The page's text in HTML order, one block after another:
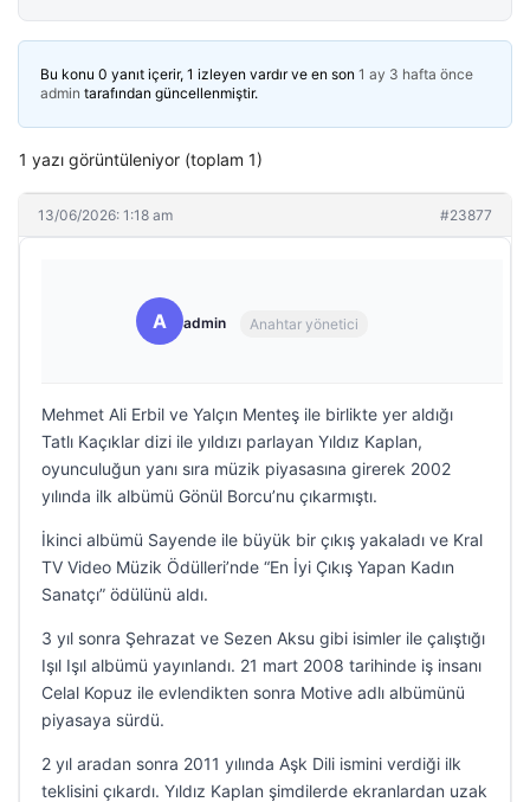
Bu konu 0 yanıt içerir, 1 izleyen vardır ve en son 1 ay 3 hafta önce
admin tarafından güncellenmiştir.
1 yazı görüntüleniyor (toplam 1)
13/06/2026: 1:18 am #23877
A admin Anahtar yönetici
Mehmet Ali Erbil ve Yalçın Menteş ile birlikte yer aldığı
Tatlı Kaçıklar dizi ile yıldızı parlayan Yıldız Kaplan,
oyunculuğun yanı sıra müzik piyasasına girerek 2002
yılında ilk albümü Gönül Borcu’nu çıkarmıştı.
İkinci albümü Sayende ile büyük bir çıkış yakaladı ve Kral
TV Video Müzik Ödülleri’nde “En İyi Çıkış Yapan Kadın
Sanatçı” ödülünü aldı.
3 yıl sonra Şehrazat ve Sezen Aksu gibi isimler ile çalıştığı
Işıl Işıl albümü yayınlandı. 21 mart 2008 tarihinde iş insanı
Celal Kopuz ile evlendikten sonra Motive adlı albümünü
piyasaya sürdü.
2 yıl aradan sonra 2011 yılında Aşk Dili ismini verdiği ilk
teklisini çıkardı. Yıldız Kaplan şimdilerde ekranlardan uzak